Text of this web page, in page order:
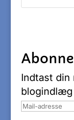
Indtast din
Mail-